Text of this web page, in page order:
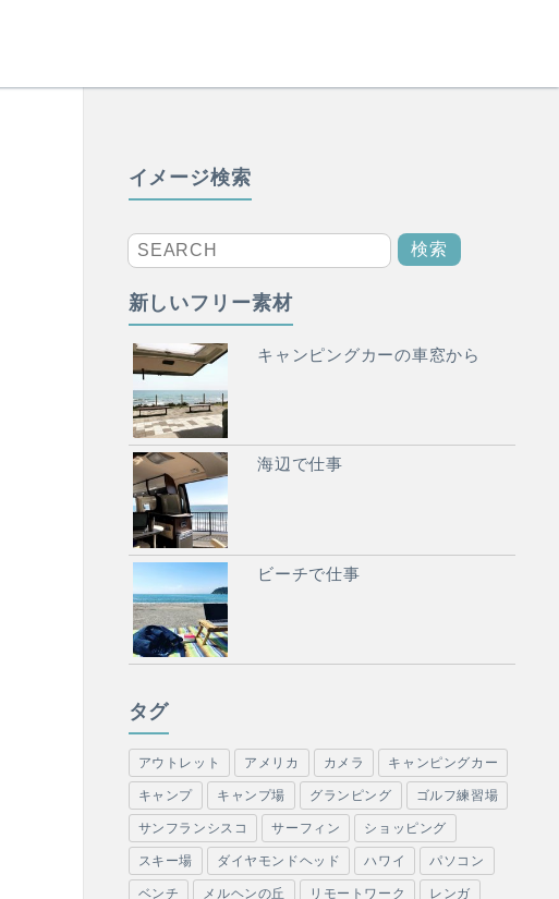
イメージ検索
新しいフリー素材
キャンピングカーの車窓から
海辺で仕事
ビーチで仕事
タグ
アウトレット アメリカ カメラ キャンピングカー
キャンプ キャンプ場 グランピング ゴルフ練習場
サンフランシスコ サーフィン ショッピング
スキー場 ダイヤモンドヘッド ハワイ パソコン
ベンチ メルヘンの丘 リモートワーク レンガ